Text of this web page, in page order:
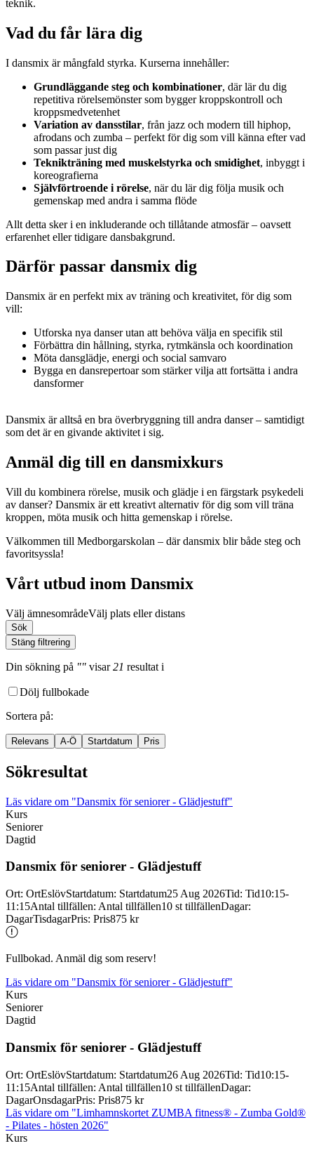
teknik.
Vad du får lära dig
I dansmix är mångfald styrka. Kurserna innehåller:
Grundläggande steg och kombinationer, där lär du dig
repetitiva rörelsemönster som bygger kroppskontroll och
kroppsmedvetenhet
Variation av dansstilar, från jazz och modern till hiphop,
afrodans och zumba – perfekt för dig som vill känna efter vad
som passar just dig
Teknikträning med muskelstyrka och smidighet, inbyggt i
koreografierna
Självförtroende i rörelse, när du lär dig följa musik och
gemenskap med andra i samma flöde
Allt detta sker i en inkluderande och tillåtande atmosfär – oavsett
erfarenhet eller tidigare dansbakgrund.
Därför passar dansmix dig
Dansmix är en perfekt mix av träning och kreativitet, för dig som
vill:
Utforska nya danser utan att behöva välja en specifik stil
Förbättra din hållning, styrka, rytmkänsla och koordination
Möta dansglädje, energi och social samvaro
Bygga en dansrepertoar som stärker vilja att fortsätta i andra
dansformer
Dansmix är alltså en bra överbryggning till andra danser – samtidigt
som det är en givande aktivitet i sig.
Anmäl dig till en dansmixkurs
Vill du kombinera rörelse, musik och glädje i en färgstark psykedeli
av danser? Dansmix är ett kreativt alternativ för dig som vill träna
kroppen, möta musik och hitta gemenskap i rörelse.
Välkommen till Medborgarskolan – där dansmix blir både steg och
favoritsyssla!
Vårt utbud inom Dansmix
Välj ämnesområdeVälj plats eller distans
Sök
Stäng filtrering
Din sökning på "" visar21 resultat i
Dölj fullbokade
Sortera på:
Relevans A-Ö Startdatum Pris
Sökresultat
Läs vidare om "Dansmix för seniorer - Glädjestuff"
Kurs
Seniorer
Dagtid
Dansmix för seniorer - Glädjestuff
Ort: OrtEslövStartdatum: Startdatum25 Aug 2026Tid: Tid10:15-
11:15Antal tillfällen: Antal tillfällen10 st tillfällenDagar:
DagarTisdagarPris: Pris875 kr
Fullbokad. Anmäl dig som reserv!
Läs vidare om "Dansmix för seniorer - Glädjestuff"
Kurs
Seniorer
Dagtid
Dansmix för seniorer - Glädjestuff
Ort: OrtEslövStartdatum: Startdatum26 Aug 2026Tid: Tid10:15-
11:15Antal tillfällen: Antal tillfällen10 st tillfällenDagar:
DagarOnsdagarPris: Pris875 kr
Läs vidare om "Limhamnskortet ZUMBA fitness® - Zumba Gold®
- Pilates - hösten 2026"
Kurs